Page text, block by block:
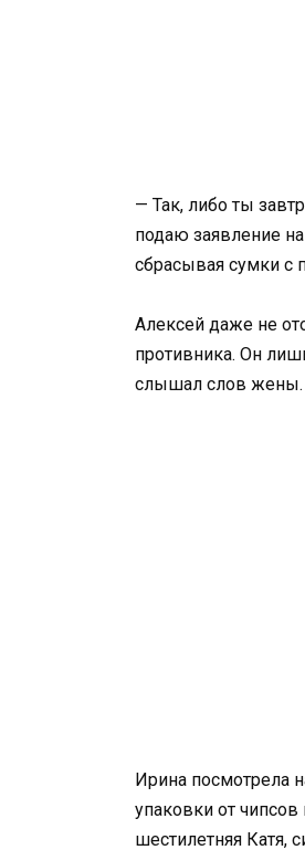
— Так, либо ты
подаю заявление
сбрасывая сумки с
Алексей даже не
противника. Он
слышал слов жены.
Ирина посмотрела
упаковки от
шестилетняя Катя,